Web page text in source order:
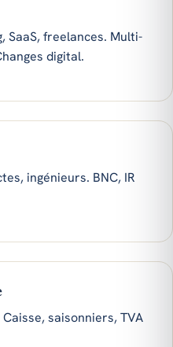
SaaS, freelances. Multi-
digital.
ingénieurs. BNC, IR
saisonniers, TVA